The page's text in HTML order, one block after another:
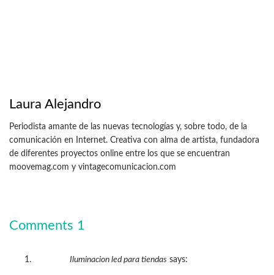
Laura Alejandro
Periodista amante de las nuevas tecnologías y, sobre todo, de la
comunicación en Internet. Creativa con alma de artista, fundadora
de diferentes proyectos online entre los que se encuentran
moovemag.com y vintagecomunicacion.com
Comments 1
Iluminacion led para tiendas says: